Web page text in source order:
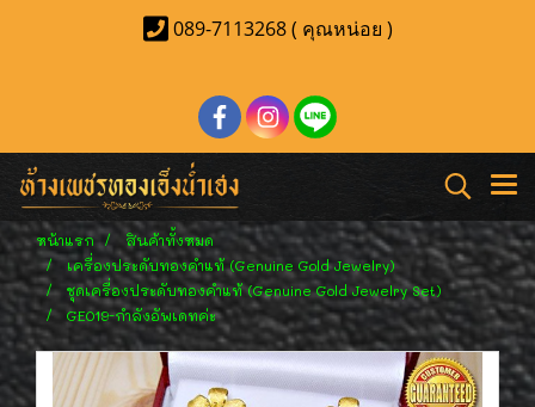
089-7113268 ( คุณหน่อย )
หน้าแรก
สินค้าทั้งหมด
เครื่องประดับทองคำแท้ (Genuine Gold Jewelry)
ชุดเครื่องประดับทองคำแท้ (Genuine Gold Jewelry Set)
GE019-กำลังอัพเดทค่ะ